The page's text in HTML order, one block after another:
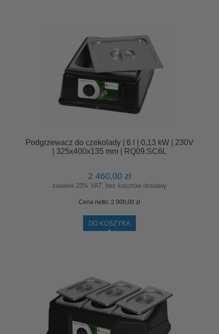
Podgrzewacz do czekolady | 6 l | 0,13 kW | 230V
| 325x400x135 mm | RQ09.SC6L
2 460,00 zł
zawiera 23% VAT, bez kosztów dostawy
Cena netto: 2 000,00 zł
DO KOSZYKA